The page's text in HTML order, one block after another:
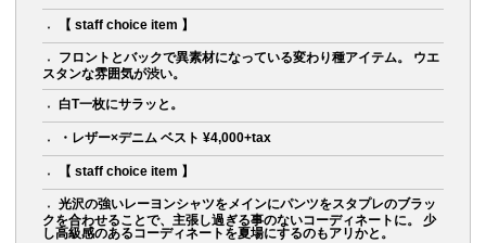
【 staff choice item 】
フロントとバックで異素材になっている変わり種アイテム。 ウエ
スタンな雰囲気が渋い。
白T一枚にサラッと。
・レザー×デニム ベスト ¥4,000+tax
【 staff choice item 】
光沢の強いレーヨンシャツをメインにパンツをスタプレのブラッ
クを合わせることで、主張し過ぎる事のないコーディネートに。 少
し高級感のあるコーディネートを夏場にするのもアリかと。